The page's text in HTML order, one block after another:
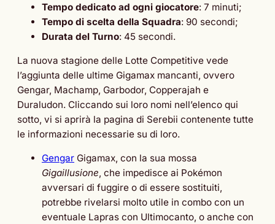
Tempo dedicato ad ogni giocatore: 7 minuti;
Tempo di scelta della Squadra: 90 secondi;
Durata del Turno: 45 secondi.
La nuova stagione delle Lotte Competitive vede
l’aggiunta delle ultime Gigamax mancanti, ovvero
Gengar, Machamp, Garbodor, Copperajah e
Duraludon. Cliccando sui loro nomi nell’elenco qui
sotto, vi si aprirà la pagina di Serebii contenente tutte
le informazioni necessarie su di loro.
Gengar Gigamax, con la sua mossa
Gigaillusione, che impedisce ai Pokémon
avversari di fuggire o di essere sostituiti,
potrebbe rivelarsi molto utile in combo con un
eventuale Lapras con Ultimocanto, o anche con